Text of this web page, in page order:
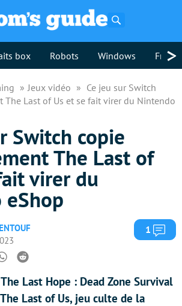
box Robots Windows >
Jeux vidéo
Ce jeu sur Switch
The Last of Us et se fait virer du Nintendo
Switch copie
The Last of
virer du
1
Whatsapp
Reddit
Last Hope : Dead Zone Survival
Last of Us, jeu culte de la